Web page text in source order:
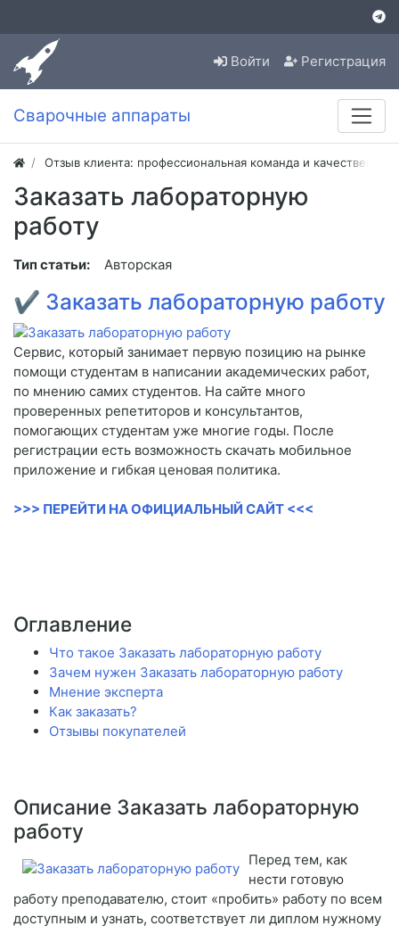
Войти Регистрация
Сварочные аппараты
Отзыв клиента: профессиональная команда и
Заказать лабораторную
работу
Тип статьи: Авторская
✔ Заказать лабораторную работу
Сервис, который занимает первую позицию на рынке
помощи студентам в написании академических работ,
по мнению самих студентов. На сайте много
проверенных репетиторов и консультантов,
помогающих студентам уже многие годы. После
регистрации есть возможность скачать мобильное
приложение и гибкая ценовая политика.
>>> ПЕРЕЙТИ НА ОФИЦИАЛЬНЫЙ САЙТ <<<
Оглавление
Что такое Заказать лабораторную работу
Зачем нужен Заказать лабораторную работу
Мнение эксперта
Как заказать?
Отзывы покупателей
Описание Заказать лабораторную
работу
Перед тем, как
нести готовую
работу преподавателю, стоит «пробить» работу по всем
доступным и узнать, соответствует ли диплом нужному